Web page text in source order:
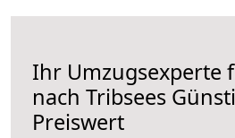
Ihr Umzugsexperte
nach Tribsees
Preiswert